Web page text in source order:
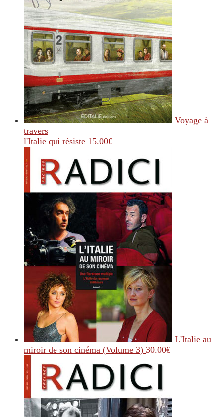
Voyage à
travers
l'Italie qui résiste 15.00€
L'Italie au
miroir de son cinéma (Volume 3) 30.00€